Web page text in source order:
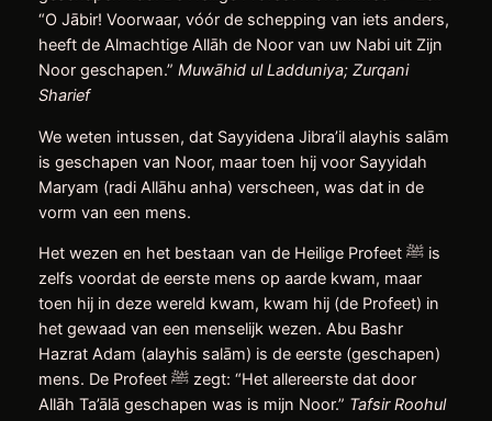
“O Jābir! Voorwaar, vóór de schepping van iets anders,
heeft de Almachtige Allāh de Noor van uw Nabi uit Zijn
Noor geschapen.” Muwāhid ul Ladduniya; Zurqani
Sharief
We weten intussen, dat Sayyidena Jibra’il alayhis salām
is geschapen van Noor, maar toen hij voor Sayyidah
Maryam (radi Allāhu anha) verscheen, was dat in de
vorm van een mens.
Het wezen en het bestaan ​van de Heilige Profeet ﷺ is
zelfs voordat de eerste mens op aarde kwam, maar
toen hij in deze wereld kwam, kwam hij (de Profeet) in
het gewaad van een menselijk wezen. Abu Bashr
Hazrat Adam (alayhis salām) is de eerste (geschapen)
mens. De Profeet ﷺ zegt: “Het allereerste dat door
Allāh Ta’ālā geschapen was is mijn Noor.” Tafsir Roohul